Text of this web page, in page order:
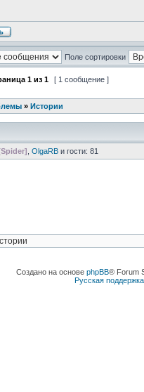
Поле сортировки
1из 1 [ 1 сообщение ]
» Истории
OlgaRBи гости: 81
Создано на основе phpBB® Forum
Русская